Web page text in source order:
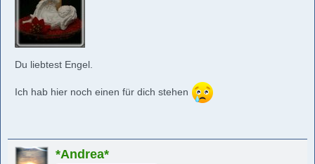
Du liebtest Engel.
Ich hab hier noch einen für dich stehen
*Andrea*